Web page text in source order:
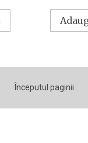
Începutul paginii